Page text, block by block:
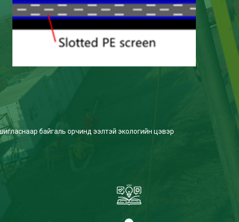
байгаль орчинд ээлтэй экологийн цэвэр